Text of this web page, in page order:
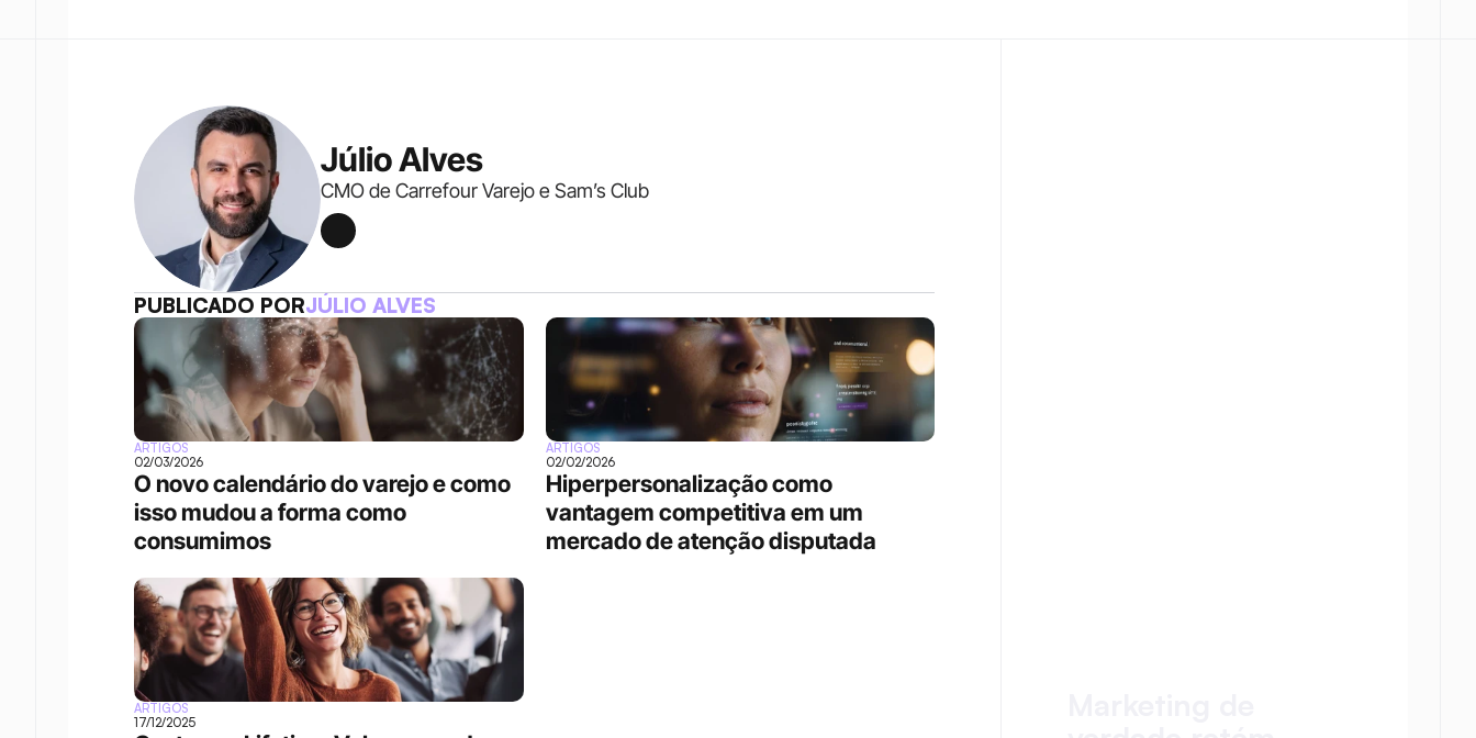
Júlio Alves
CMO de Carrefour Varejo e Sam’s Club
PUBLICADO PORJÚLIO ALVES
ARTIGOS
02/03/2026
O novo calendário do varejo e como
isso mudou a forma como
consumimos
ARTIGOS
02/02/2026
Hiperpersonalização como
vantagem competitiva em um
mercado de atenção disputada
ARTIGOS
17/12/2025